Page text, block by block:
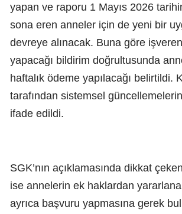
yapan ve raporu 1 Mayıs 2026
sona eren anneler için de yeni bir
devreye alınacak. Buna göre
yapacağı bildirim doğrultusunda
haftalık ödeme yapılacağı belirtildi.
tarafından sistemsel
ifade edildi.
SGK’nın açıklamasında dikkat
ise annelerin ek haklardan
ayrıca başvuru yapmasına gerek